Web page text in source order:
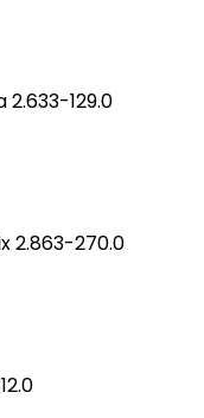
129.0
2.863-270.0